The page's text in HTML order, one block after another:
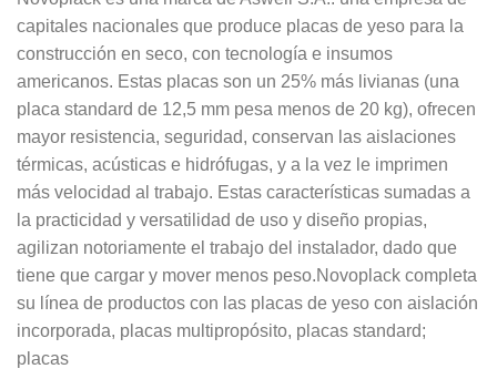
capitales nacionales que produce placas de yeso para la
construcción en seco, con tecnología e insumos
americanos. Estas placas son un 25% más livianas (una
placa standard de 12,5 mm pesa menos de 20 kg), ofrecen
mayor resistencia, seguridad, conservan las aislaciones
térmicas, acústicas e hidrófugas, y a la vez le imprimen
más velocidad al trabajo. Estas características sumadas a
la practicidad y versatilidad de uso y diseño propias,
agilizan notoriamente el trabajo del instalador, dado que
tiene que cargar y mover menos peso.Novoplack completa
su línea de productos con las placas de yeso con aislación
incorporada, placas multipropósito, placas standard;
placas